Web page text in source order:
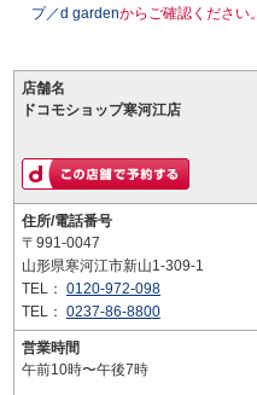
プ／d gardenからご確認ください。
店舗名
ドコモショップ寒河江店
住所/電話番号
〒991-0047
山形県寒河江市新山1-309-1
TEL： 0120-972-098
TEL： 0237-86-8800
営業時間
午前10時〜午後7時